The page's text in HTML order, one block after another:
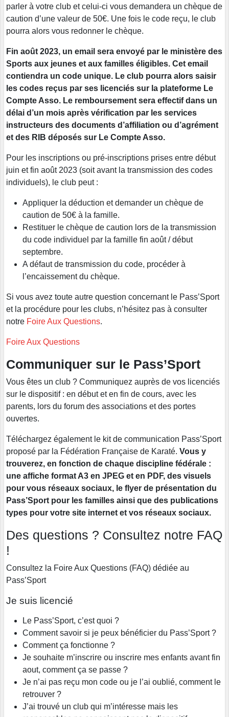
parler à votre club et celui-ci vous demandera un chèque de
caution d’une valeur de 50€. Une fois le code reçu, le club
pourra alors vous redonner le chèque.
Fin août 2023, un email sera envoyé par le ministère des
Sports aux jeunes et aux familles éligibles. Cet email
contiendra un code unique. Le club pourra alors saisir
les codes reçus par ses licenciés sur la plateforme Le
Compte Asso. Le remboursement sera effectif dans un
délai d’un mois après vérification par les services
instructeurs des documents d’affiliation ou d’agrément
et des RIB déposés sur Le Compte Asso.
Pour les inscriptions ou pré-inscriptions prises entre début
juin et fin août 2023 (soit avant la transmission des codes
individuels), le club peut :
Appliquer la déduction et demander un chèque de
caution de 50€ à la famille.
Restituer le chèque de caution lors de la transmission
du code individuel par la famille fin août / début
septembre.
A défaut de transmission du code, procéder à
l’encaissement du chèque.
Si vous avez toute autre question concernant le Pass’Sport
et la procédure pour les clubs, n’hésitez pas à consulter
notre Foire Aux Questions.
Foire Aux Questions
Communiquer sur le Pass’Sport
Vous êtes un club ? Communiquez auprès de vos licenciés
sur le dispositif : en début et en fin de cours, avec les
parents, lors du forum des associations et des portes
ouvertes.
Téléchargez également le kit de communication Pass’Sport
proposé par la Fédération Française de Karaté. Vous y
trouverez, en fonction de chaque discipline fédérale :
une affiche format A3 en JPEG et en PDF, des visuels
pour vous réseaux sociaux, le flyer de présentation du
Pass’Sport pour les familles ainsi que des publications
types pour votre site internet et vos réseaux sociaux.
Des questions ? Consultez notre FAQ
!
Consultez la Foire Aux Questions (FAQ) dédiée au
Pass’Sport
Je suis licencié
Le Pass’Sport, c’est quoi ?
Comment savoir si je peux bénéficier du Pass’Sport ?
Comment ça fonctionne ?
Je souhaite m’inscrire ou inscrire mes enfants avant fin
aout, comment ça se passe ?
Je n’ai pas reçu mon code ou je l’ai oublié, comment le
retrouver ?
J’ai trouvé un club qui m’intéresse mais les